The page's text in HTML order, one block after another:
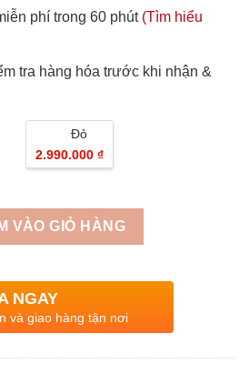
phí trong 60 phút (Tìm hiểu
tra hàng hóa trước khi nhận &
Đỏ
2.990.000 ₫
VÀO GIỎ HÀNG
NGAY
và giao hàng tận nơi